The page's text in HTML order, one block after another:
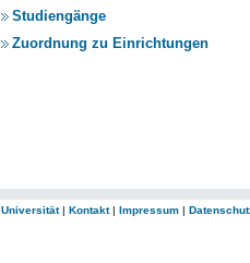
Studiengänge
Zuordnung zu Einrichtungen
Universität| Kontakt| Impressum |